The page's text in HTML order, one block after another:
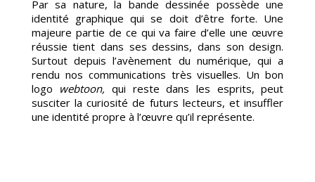
Par sa nature, la bande dessinée possède une
identité graphique qui se doit d’être forte. Une
majeure partie de ce qui va faire d’elle une œuvre
réussie tient dans ses dessins, dans son design.
Surtout depuis l’avènement du numérique, qui a
rendu nos communications très visuelles. Un bon
logo webtoon, qui reste dans les esprits, peut
susciter la curiosité de futurs lecteurs, et insuffler
une identité propre à l’œuvre qu’il représente.